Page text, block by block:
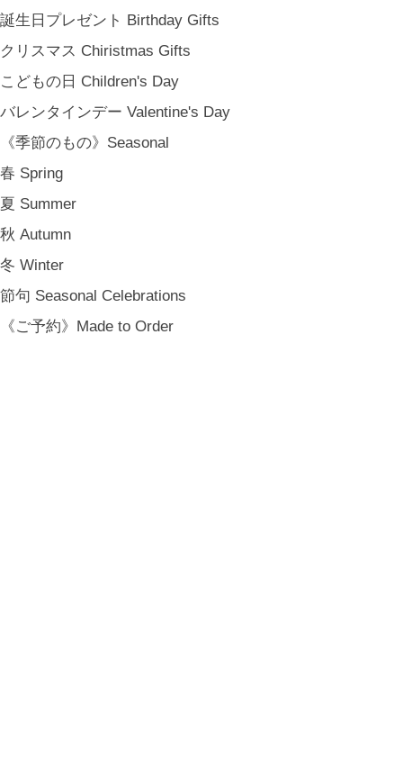
誕生日プレゼント Birthday Gifts
クリスマス Chiristmas Gifts
こどもの日 Children's Day
バレンタインデー Valentine's Day
《季節のもの》Seasonal
春 Spring
夏 Summer
秋 Autumn
冬 Winter
節句 Seasonal Celebrations
《ご予約》Made to Order